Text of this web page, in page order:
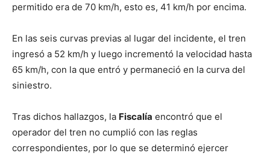
permitido era de 70 km/h, esto es, 41 km/h por encima.
En las seis curvas previas al lugar del incidente, el tren
ingresó a 52 km/h y luego incrementó la velocidad hasta
65 km/h, con la que entró y permaneció en la curva del
siniestro.
Tras dichos hallazgos, la Fiscalía encontró que el
operador del tren no cumplió con las reglas
correspondientes, por lo que se determinó ejercer